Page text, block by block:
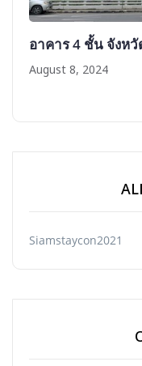
อาคาร 4 ชั้น จังห
August 8, 2024
Siamstaycon2021